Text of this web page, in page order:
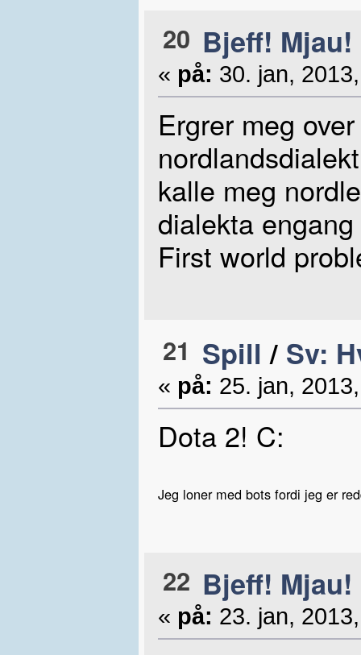
20 Bjeff! Mjau!
« på: 30. jan,
Ergrer meg
kalle meg
dialekta
First world
21 Spill / Sv:
« på: 25. jan,
Dota 2! C:
Jeg loner med bots fordi jeg er
22 Bjeff! Mjau!
« på: 23. jan,